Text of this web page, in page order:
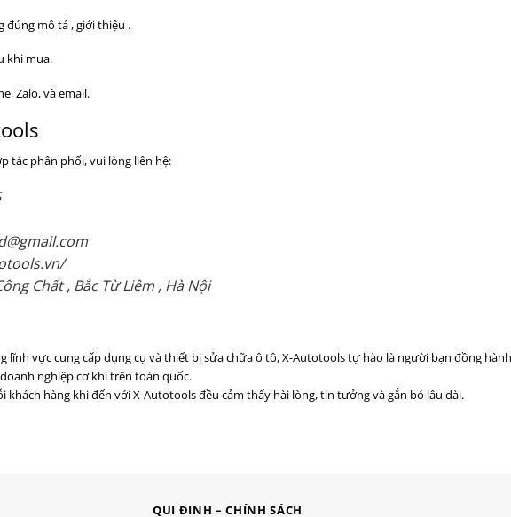
đúng mô tả , giới thiệu .
khi mua.
Zalo, và email.
tác phân phối, vui lòng liên hệ:
Chất , Bắc Từ Liêm , Hà Nội
lĩnh vực cung cấp dụng cụ và thiết bị sửa chữa ô tô, X-Autotools tự hào là người bạn đồng
nghiệp cơ khí trên toàn quốc.
khách hàng khi đến với X-Autotools đều cảm thấy hài lòng, tin tưởng và gắn bó lâu dài.
QUI ĐINH – CHÍNH SÁCH